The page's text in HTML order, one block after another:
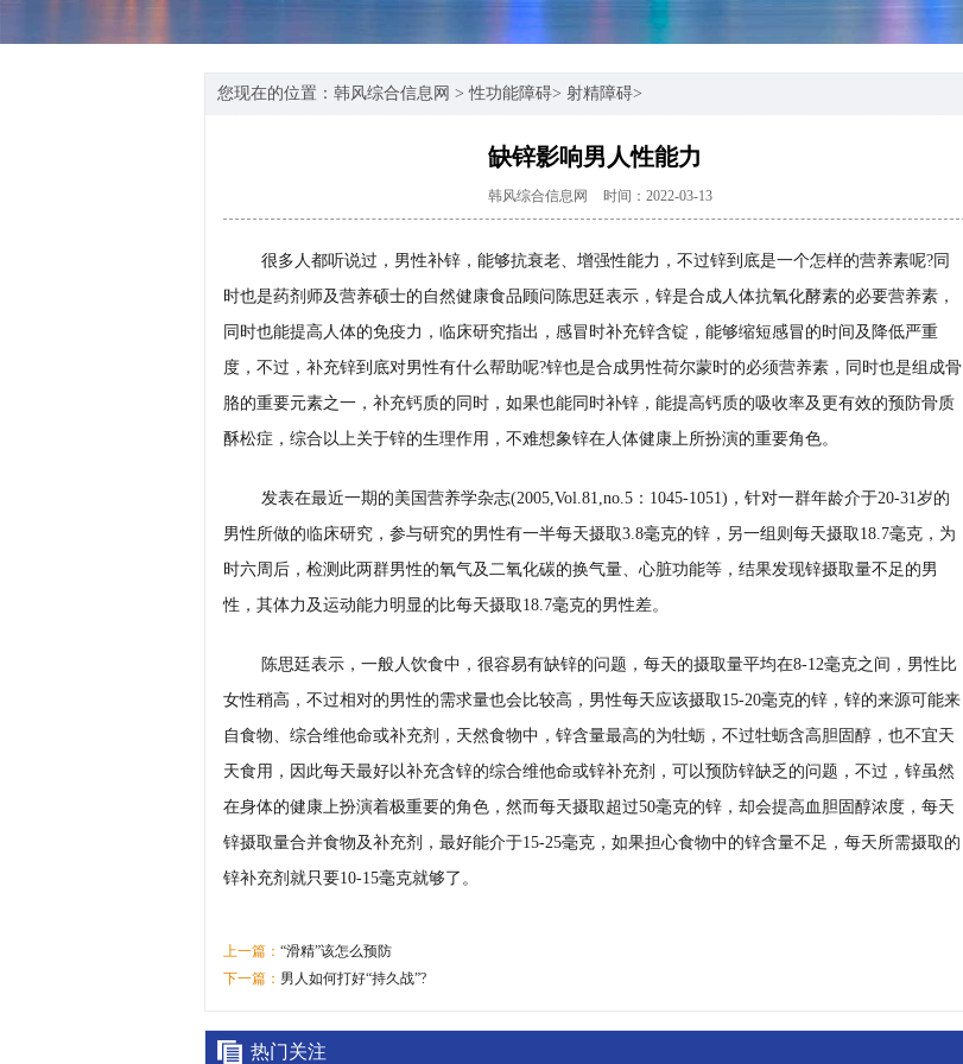
您现在的位置： 韩风综合信息网 >性功能障碍> 射精障碍>
缺锌影响男人性能力
韩风综合信息网 时间：2022-03-13
很多人都听说过，男性补锌，能够抗衰老、增强性能力，不过锌到底是一个怎样的营养素呢?同
时也是药剂师及营养硕士的自然健康食品顾问陈思廷表示，锌是合成人体抗氧化酵素的必要营养素，
同时也能提高人体的免疫力，临床研究指出，感冒时补充锌含锭，能够缩短感冒的时间及降低严重
度，不过，补充锌到底对男性有什么帮助呢?锌也是合成男性荷尔蒙时的必须营养素，同时也是组成骨
胳的重要元素之一，补充钙质的同时，如果也能同时补锌，能提高钙质的吸收率及更有效的预防骨质
酥松症，综合以上关于锌的生理作用，不难想象锌在人体健康上所扮演的重要角色。
发表在最近一期的美国营养学杂志(2005,Vol.81,no.5：1045-1051)，针对一群年龄介于20-31岁的
男性所做的临床研究，参与研究的男性有一半每天摄取3.8毫克的锌，另一组则每天摄取18.7毫克，为
时六周后，检测此两群男性的氧气及二氧化碳的换气量、心脏功能等，结果发现锌摄取量不足的男
性，其体力及运动能力明显的比每天摄取18.7毫克的男性差。
陈思廷表示，一般人饮食中，很容易有缺锌的问题，每天的摄取量平均在8-12毫克之间，男性比
女性稍高，不过相对的男性的需求量也会比较高，男性每天应该摄取15-20毫克的锌，锌的来源可能来
自食物、综合维他命或补充剂，天然食物中，锌含量最高的为牡蛎，不过牡蛎含高胆固醇，也不宜天
天食用，因此每天最好以补充含锌的综合维他命或锌补充剂，可以预防锌缺乏的问题，不过，锌虽然
在身体的健康上扮演着极重要的角色，然而每天摄取超过50毫克的锌，却会提高血胆固醇浓度，每天
锌摄取量合并食物及补充剂，最好能介于15-25毫克，如果担心食物中的锌含量不足，每天所需摄取的
锌补充剂就只要10-15毫克就够了。
上一篇： “滑精”该怎么预防
下一篇： 男人如何打好“持久战”?
热门关注